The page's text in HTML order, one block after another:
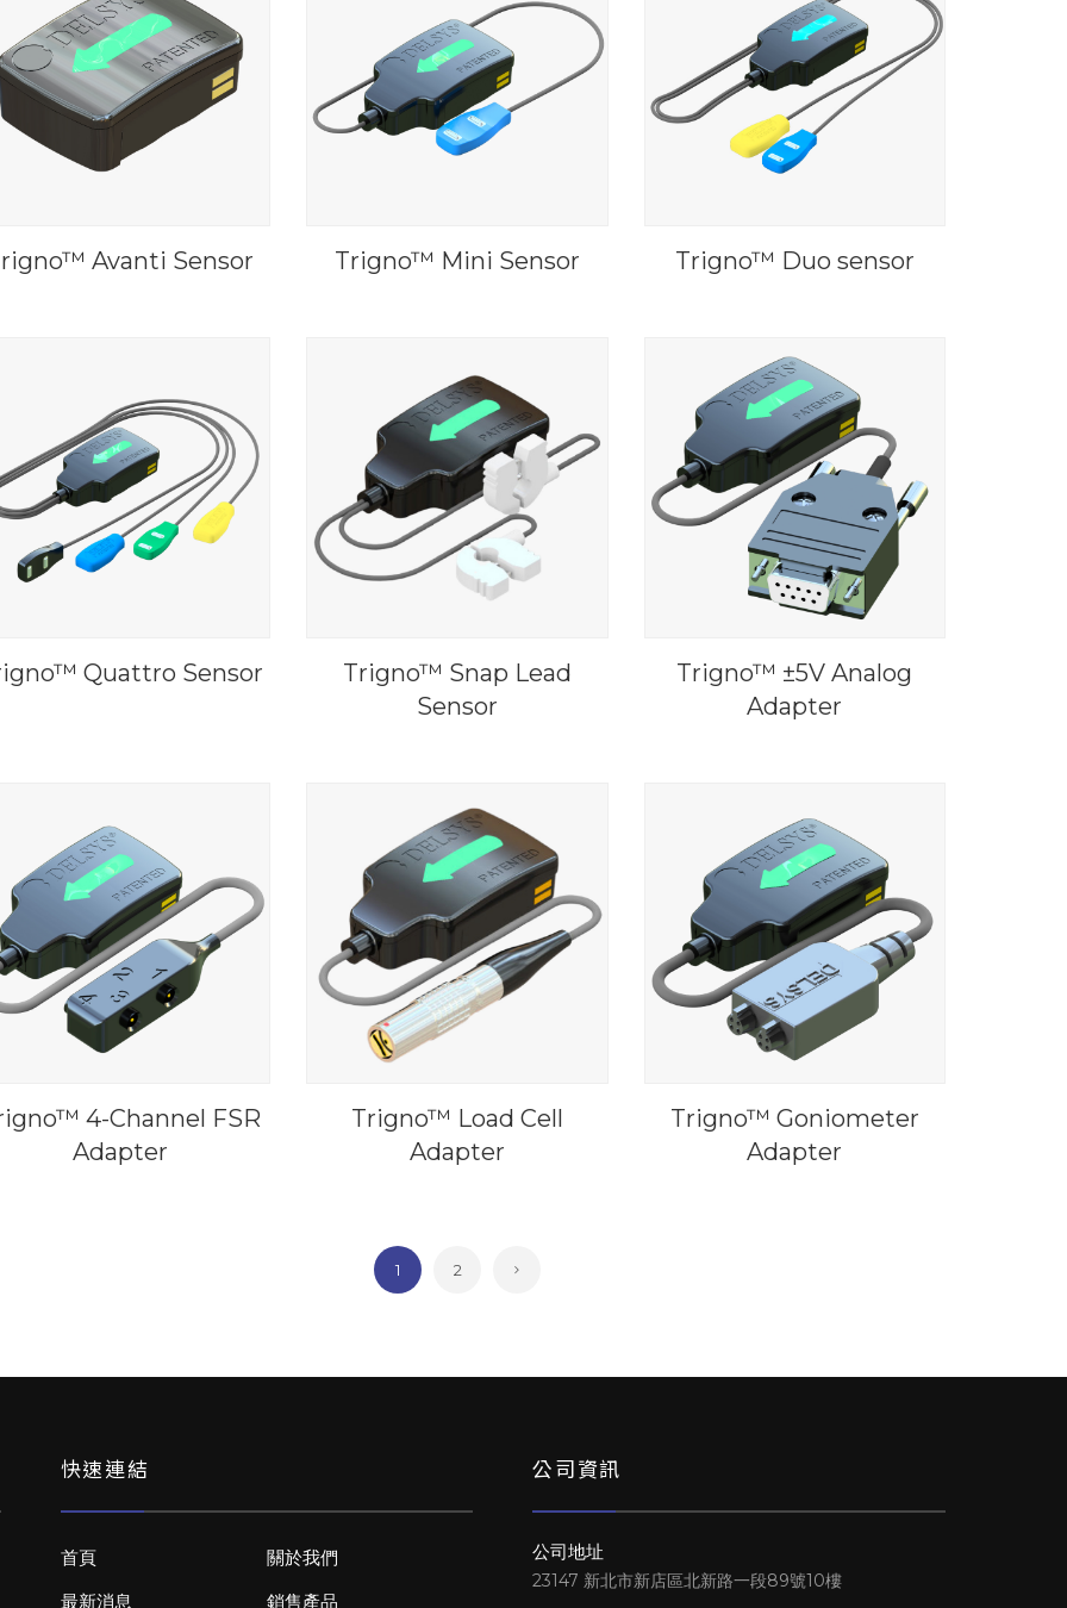
Avanti Sensor Trigno™ Mini Sensor Trigno™ Duo sensor
Quattro Sensor
Trigno™ Snap Lead
Sensor
Trigno™ ±5V Analog
Adapter
4-Channel FSR
Adapter
Trigno™ Load Cell
Adapter
Trigno™ Goniometer
Adapter
1 2
快速連結
首頁
關於我們
最新消息
銷售產品
公司資訊
公司地址
23147 新北市新店區北新路一段89號10樓